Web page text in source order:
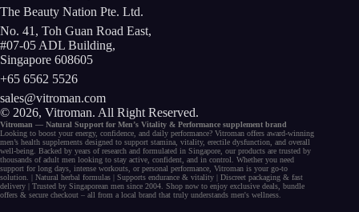
The Beauty Nation Pte. Ltd.
No. 41, Toh Guan Road East,
#07-05 ADL Building,
Singapore 608605
+65 6562 5526
sales@vitroman.com
© 2026, Vitroman. All Right Reserved.
Vitroman — Natural Support forMen’s Vitality & Performance supplement brand
Looking to boost your energy, confidence, and daily performance? Vitroman offers award-winning
men’s health supplements designed to support stamina vitality, erectile dysfunction , and overall
well-being . Backed by years of research and formulated in Singapore, ourproducts are trusted by
thousands ofadult men looking to stay active, confident, and in control. Whether you need
support for long days, intense workouts , orpersonal performance , Vitroman is your go-to
solution. | Natural herbal formulas | Supports endurance & vitality | Discreet packaging & fast
delivery | Trusted by Singaporean men since 2004. Shop now to enjoy exclusive deals, bundle
offers & secure checkout – all from a local brand that truly understands men's wellness